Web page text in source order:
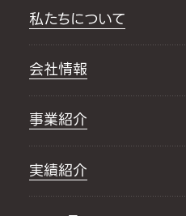
私たちについて
会社情報
事業紹介
実績紹介